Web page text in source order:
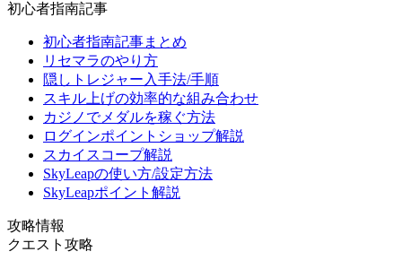
初心者指南記事
初心者指南記事まとめ
リセマラのやり方
隠しトレジャー入手法/手順
スキル上げの効率的な組み合わせ
カジノでメダルを稼ぐ方法
ログインポイントショップ解説
スカイスコープ解説
SkyLeapの使い方/設定方法
SkyLeapポイント解説
攻略情報
クエスト攻略